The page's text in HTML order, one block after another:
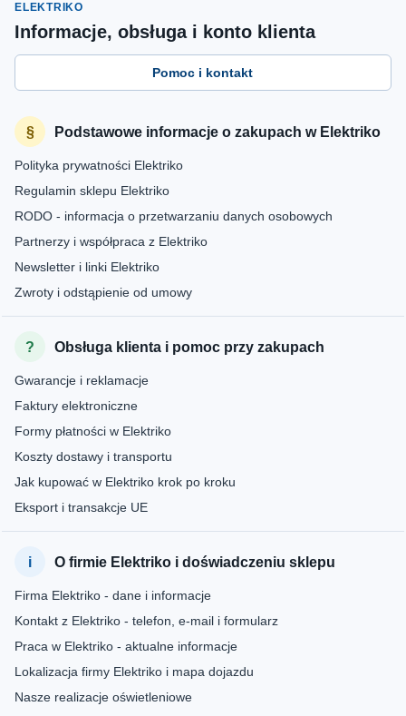
ELEKTRIKO
Informacje, obsługa i konto klienta
Pomoc i kontakt
Podstawowe informacje o zakupach w Elektriko
Polityka prywatności Elektriko
Regulamin sklepu Elektriko
RODO - informacja o przetwarzaniu danych osobowych
Partnerzy i współpraca z Elektriko
Newsletter i linki Elektriko
Zwroty i odstąpienie od umowy
Obsługa klienta i pomoc przy zakupach
Gwarancje i reklamacje
Faktury elektroniczne
Formy płatności w Elektriko
Koszty dostawy i transportu
Jak kupować w Elektriko krok po kroku
Eksport i transakcje UE
O firmie Elektriko i doświadczeniu sklepu
Firma Elektriko - dane i informacje
Kontakt z Elektriko - telefon, e-mail i formularz
Praca w Elektriko - aktualne informacje
Lokalizacja firmy Elektriko i mapa dojazdu
Nasze realizacje oświetleniowe